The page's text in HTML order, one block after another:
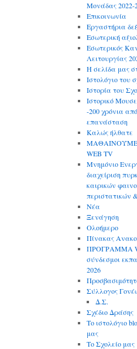
Μονάδας 2022-
Επικοινωνία
Εργαστήρια
Εσωτερική
Εσωτερικός
Λειτουργίας
Η σελίδα μας
Ιστολόγιο του
Ιστορία του
Ιστορικό
-200 χρόνια
επανάσταση
Καλώς ήλθατε
ΜΑΘΑΙΝΟΥΜΕ
WEB TV
Μνημόνιο
διαχείριση
καιρικών
περιστατικών
Νέα
Ξενάγηση
Ολοήμερο
Πίνακας
ΠΡΟΓΡΑΜΜΑ
σύνδεσμοι
2026
Σύλλογος
Δ.Σ.
Σχέδιο Δράσης
Το ιστολόγιο
μας
Το Σχολείο μας